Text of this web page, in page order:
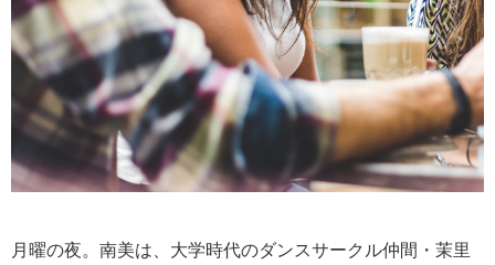
月曜の夜。南美は、大学時代のダンスサークル仲間・茉里